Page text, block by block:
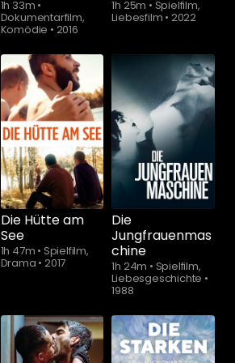
1h 33m •
Dokumentarfilm,
Komödie • 2016
1h 25m • Spielfilm,
Liebesfilm • 2022
Die Hütte am
See
1h 47m • Spielfilm,
Drama • 2017
Schauen Sie
ab$5.90
Die
Jungfrauenmas
chine
1h 24m • Spielfilm,
Liebesgeschichte •
1988